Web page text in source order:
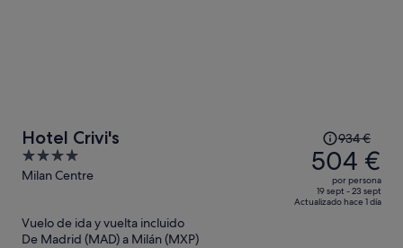
Hotel Crivi's
4
out
Milan Centre
precio
era
de
934 €,
934 €
504 €
por persona
19 sept - 23 sept
Actualizado hace 1 día
Vuelo de ida y vuelta incluido
De Madrid (MAD) a Milán (MXP)